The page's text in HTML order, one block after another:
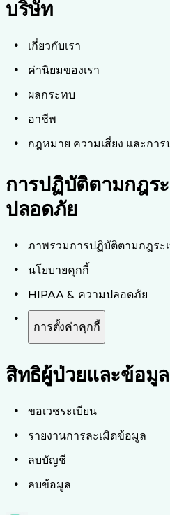
บริษัท
เกี่ยวกับเรา
ค่านิยมของเรา
ผลกระทบ
อาชีพ
กฎหมาย ความเสี่ยง และกา
การปฏิบัติตามกฎร
ปลอดภัย
ภาพรวมการปฏิบัติตามกฎระ
นโยบายคุกกี้
HIPAA & ความปลอดภัย
การตั้งค่าคุกกี้
สิทธิผู้ป่วยและข้อมูล
ขอเวชระเบียน
รายงานการละเมิดข้อมูล
ลบบัญชี
ลบข้อมูล